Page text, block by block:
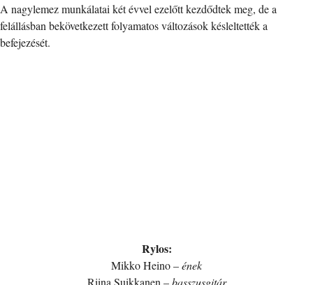
A nagylemez munkálatai két évvel ezelőtt kezdődtek meg, de a
felállásban bekövetkezett folyamatos változások késleltették a
befejezését.
Rylos:
Mikko Heino –ének
Riina Suikkanen –basszusgitár